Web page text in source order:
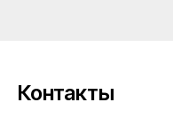
Контакты